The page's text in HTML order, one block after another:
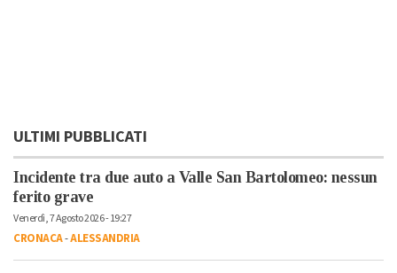
ULTIMI PUBBLICATI
Incidente tra due auto a Valle San Bartolomeo: nessun
ferito grave
Venerdì, 7 Agosto 2026 - 19:27
CRONACA-ALESSANDRIA